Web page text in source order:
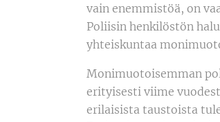
vain enemmistöä, on
Poliisin henkilöstön
yhteiskuntaa
Monimuotoisemman
erityisesti viime
erilaisista taustoista